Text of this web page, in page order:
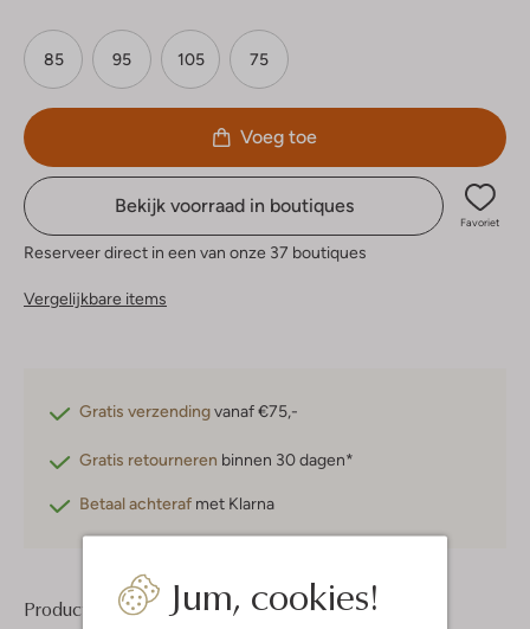
Jum, cookies!
85 95 105 75
Voeg toe
Bekijk voorraad in boutiques
Favoriet
Reserveer direct in een van onze 37 boutiques
Vergelijkbare items
Gratis verzendingvanaf €75,-
Gratis retourneren binnen 30 dagen*
Betaal achteraf met Klarna
Product informatie